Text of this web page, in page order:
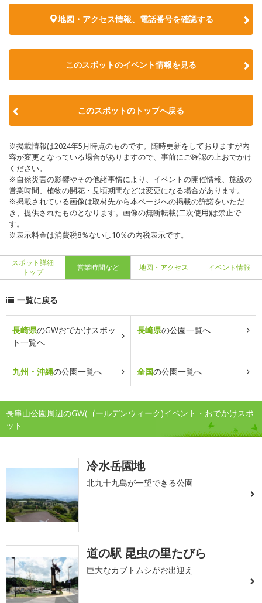
地図・アクセス情報、電話番号を確認する
このスポットのイベント情報を見る
このスポットのトップへ戻る
※掲載情報は2024年5月時点のものです。随時更新をしておりますが内
容が変更となっている場合がありますので、事前にご確認の上おでかけ
ください。
※自然災害の影響やその他諸事情により、イベントの開催情報、施設の
営業時間、植物の開花・見頃期間などは変更になる場合があります。
※掲載されている画像は取材先から本ページへの掲載の許諾をいただ
き、提供されたものとなります。画像の無断転載(二次使用)は禁止で
す。
※表示料金は消費税8％ないし10％の内税表示です。
スポット詳細
トップ
営業時間など 地図・アクセス イベント情報
一覧に戻る
長崎県のGWおでかけスポッ
ト一覧へ
長崎県の公園一覧へ
九州・沖縄の公園一覧へ 全国の公園一覧へ
長串山公園周辺のGW(ゴールデンウィーク)イベント・おでかけスポ
ット
冷水岳園地
北九十九島が一望できる公園
道の駅 昆虫の里たびら
巨大なカブトムシがお出迎え